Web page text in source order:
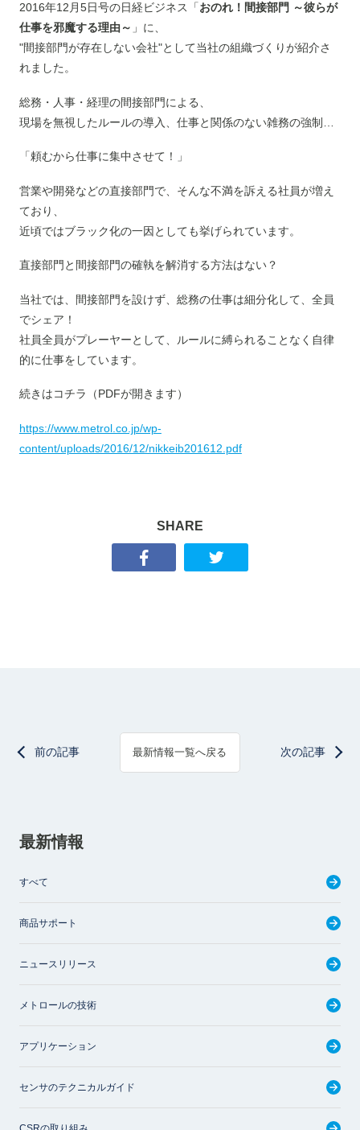
2016年12月5日号の日経ビジネス「おのれ！間接部門 ～彼らが
仕事を邪魔する理由～ 」に、
"間接部門が存在しない会社"として当社の組織づくりが紹介さ
れました。
総務・人事・経理の間接部門による、
現場を無視したルールの導入、仕事と関係のない雑務の強制…
「頼むから仕事に集中させて！」
営業や開発などの直接部門で、そんな不満を訴える社員が増え
ており、
近頃ではブラック化の一因としても挙げられています。
直接部門と間接部門の確執を解消する方法はない？
当社では、間接部門を設けず、総務の仕事は細分化して、全員
でシェア！
社員全員がプレーヤーとして、ルールに縛られることなく自律
的に仕事をしています。
続きはコチラ（PDFが開きます）
https://www.metrol.co.jp/wp-
content/uploads/2016/12/nikkeib201612.pdf
SHARE
前の記事 最新情報一覧へ戻る 次の記事
最新情報
すべて
商品サポート
ニュースリリース
メトロールの技術
アプリケーション
センサのテクニカルガイド